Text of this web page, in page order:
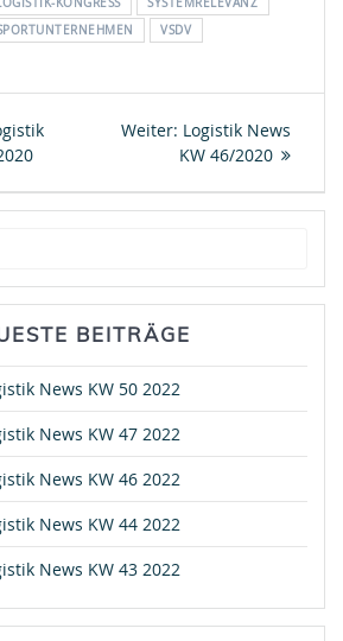
VSDV
Weiter: Nächster
Beitrag:
Logistik News
KW 46/2020
BEITRÄGE
News KW 50 2022
News KW 47 2022
News KW 46 2022
News KW 44 2022
News KW 43 2022